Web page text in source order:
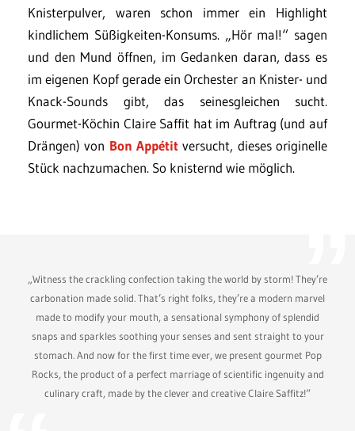
Knisterpulver, waren schon immer ein Highlight
kindlichem Süßigkeiten-Konsums. „Hör mal!“ sagen
und den Mund öffnen, im Gedanken daran, dass es
im eigenen Kopf gerade ein Orchester an Knister- und
Knack-Sounds gibt, das seinesgleichen sucht.
Gourmet-Köchin Claire Saffit hat im Auftrag (und auf
Drängen) von Bon Appétit versucht, dieses originelle
Stück nachzumachen. So knisternd wie möglich.
„Witness the crackling confection taking the world by storm! They’re
carbonation made solid. That’s right folks, they’re a modern marvel
made to modify your mouth, a sensational symphony of splendid
snaps and sparkles soothing your senses and sent straight to your
stomach. And now for the first time ever, we present gourmet Pop
Rocks, the product of a perfect marriage of scientific ingenuity and
culinary craft, made by the clever and creative Claire Saffitz!“